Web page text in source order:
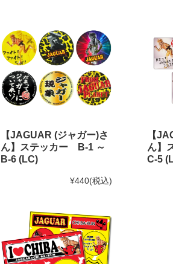
【JAGUAR (ジャガー)さ
ん】ステッカー B-1 ～
B-6 (LC)
¥440(税込)
【
ん】
C-5